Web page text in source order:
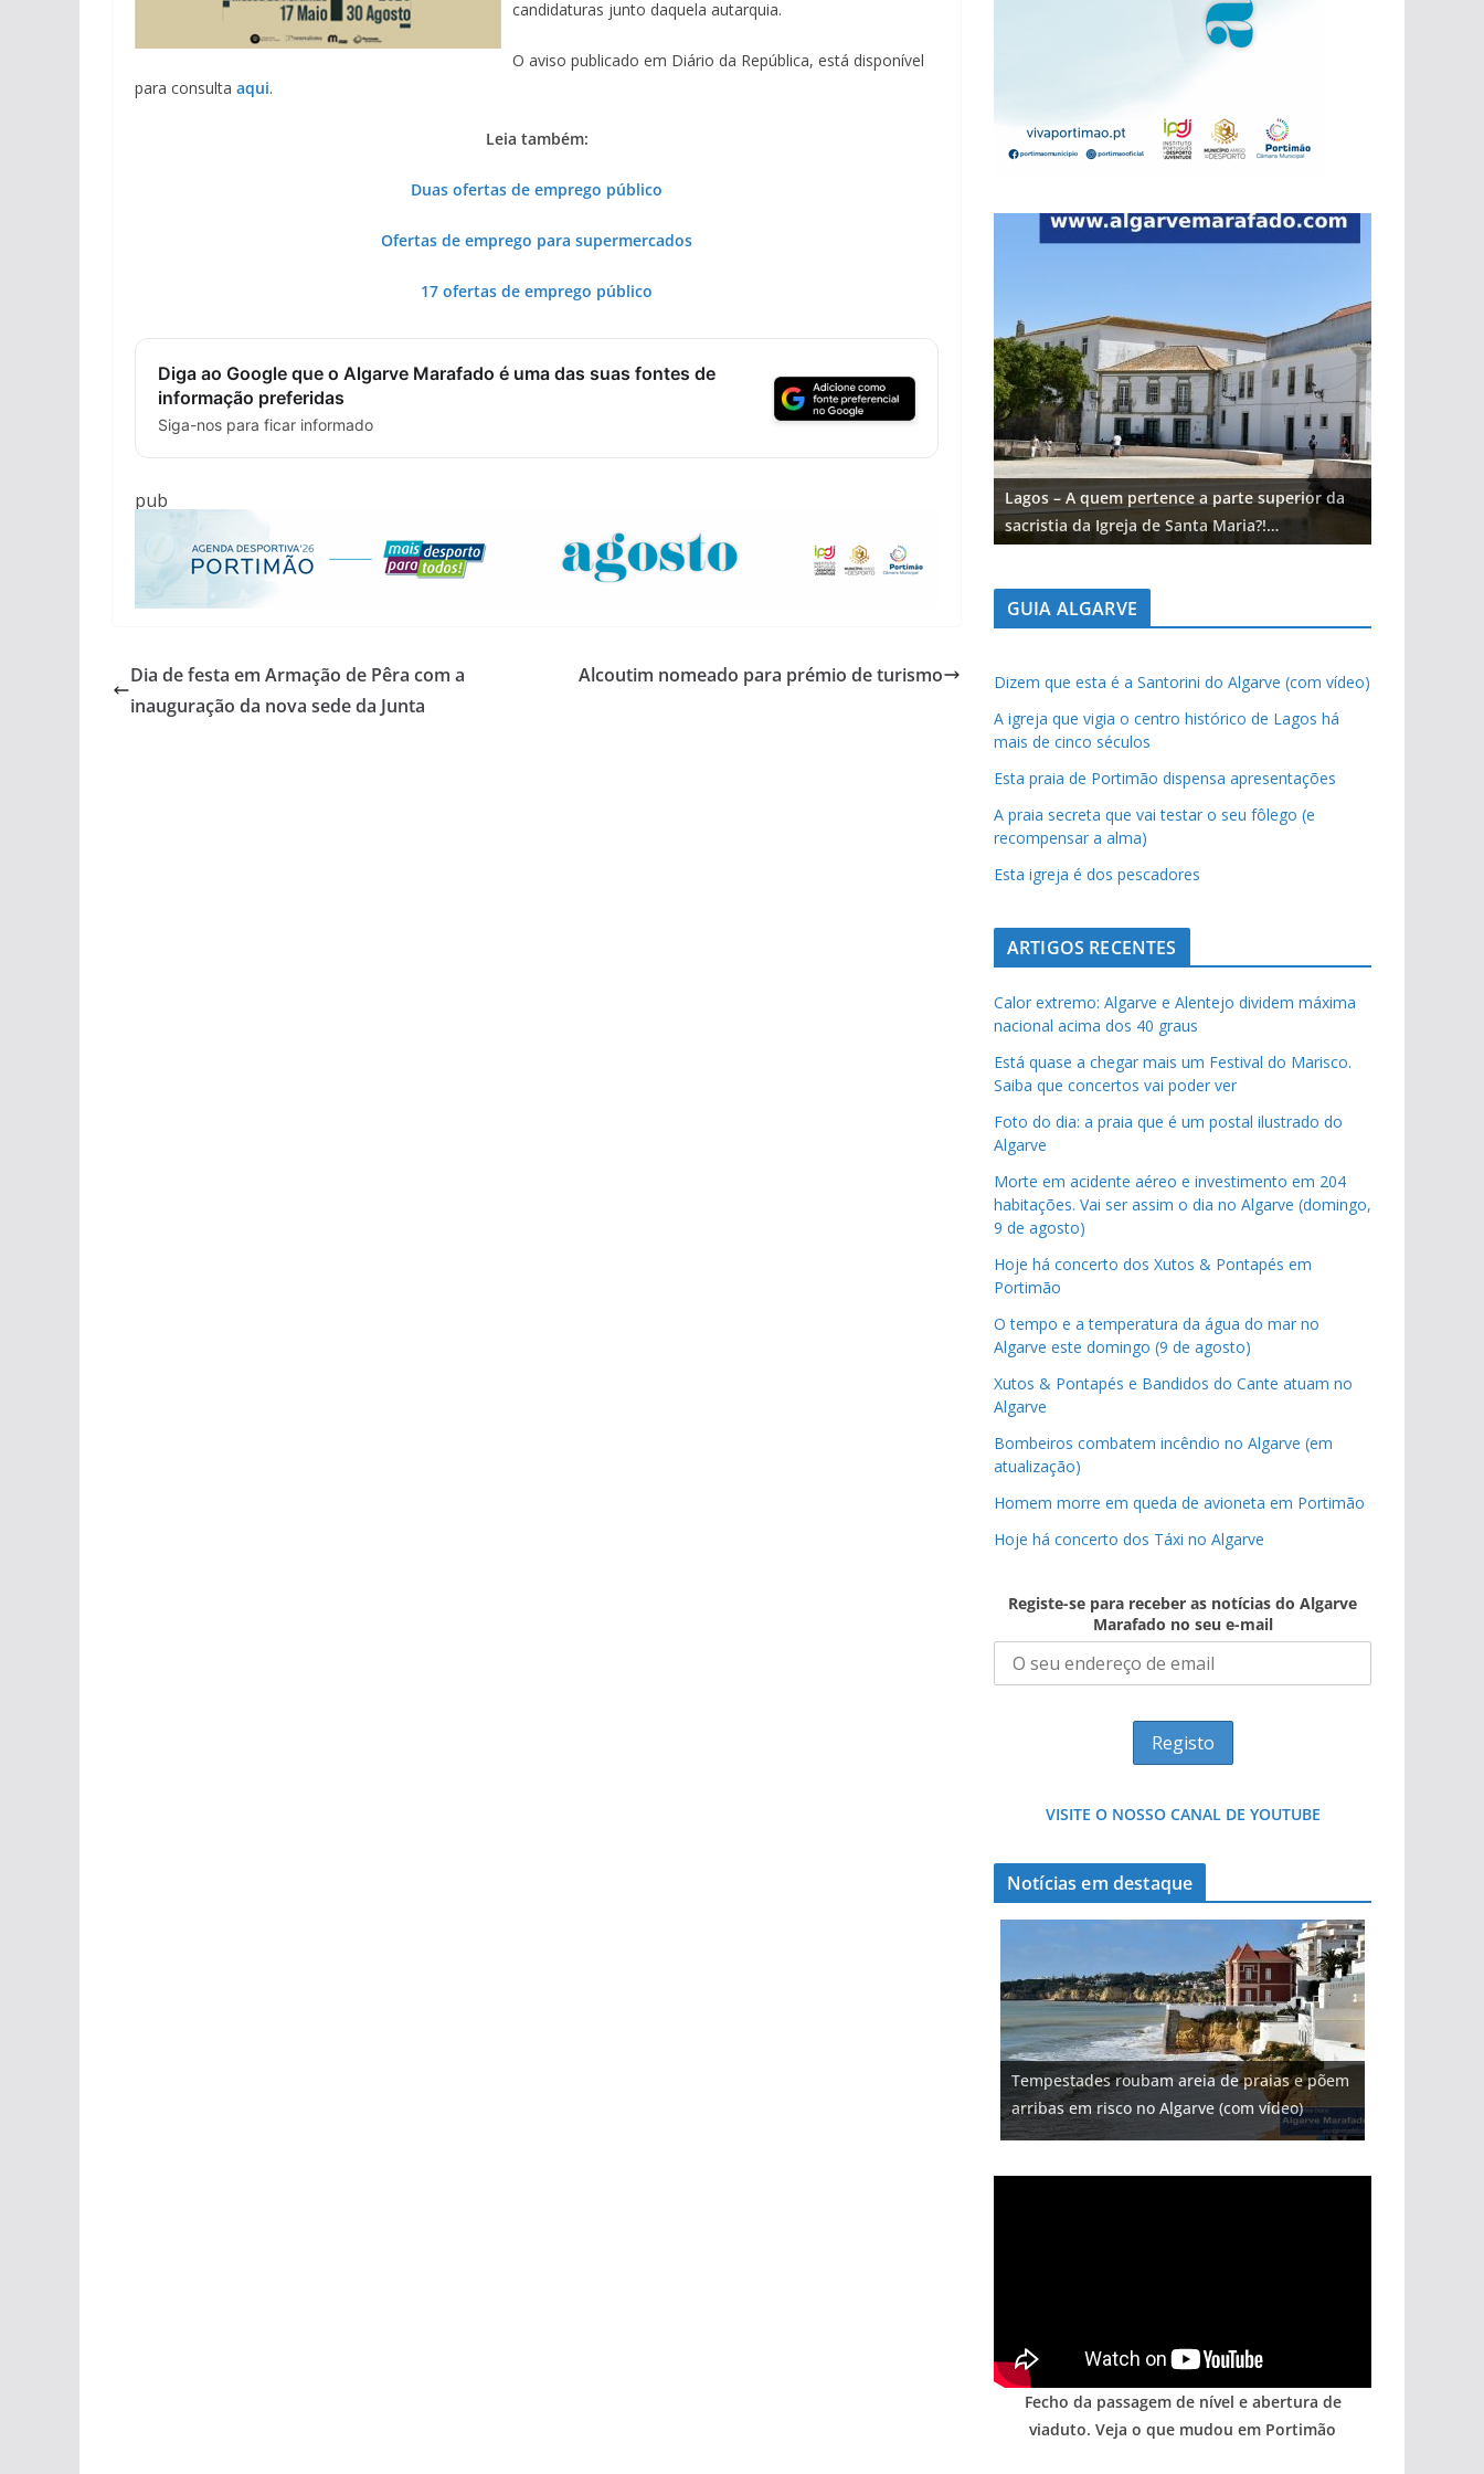
candidaturas junto daquela autarquia.
O aviso publicado em Diário da República, está disponível
para consulta aqui.
Leia também:
Duas ofertas de emprego público
Ofertas de emprego para supermercados
17 ofertas de emprego público
Diga ao Google que o Algarve Marafado é uma das suas fontes de
informação preferidas
Siga-nos para ficar informado
pub
Dia de festa em Armação de Pêra com a
inauguração da nova sede da Junta
Alcoutim nomeado para prémio de turismo
Lagos – A quem pertence a parte superior da
sacristia da Igreja de Santa Maria?!…
GUIA ALGARVE
Dizem que esta é a Santorini do Algarve (com vídeo)
A igreja que vigia o centro histórico de Lagos há
mais de cinco séculos
Esta praia de Portimão dispensa apresentações
A praia secreta que vai testar o seu fôlego (e
recompensar a alma)
Esta igreja é dos pescadores
ARTIGOS RECENTES
Calor extremo: Algarve e Alentejo dividem máxima
nacional acima dos 40 graus
Está quase a chegar mais um Festival do Marisco.
Saiba que concertos vai poder ver
Foto do dia: a praia que é um postal ilustrado do
Algarve
Morte em acidente aéreo e investimento em 204
habitações. Vai ser assim o dia no Algarve (domingo,
9 de agosto)
Hoje há concerto dos Xutos & Pontapés em
Portimão
O tempo e a temperatura da água do mar no
Algarve este domingo (9 de agosto)
Xutos & Pontapés e Bandidos do Cante atuam no
Algarve
Bombeiros combatem incêndio no Algarve (em
atualização)
Homem morre em queda de avioneta em Portimão
Hoje há concerto dos Táxi no Algarve
Registe-se para receber as notícias do Algarve
Marafado no seu e-mail
VISITE O NOSSO CANAL DE YOUTUBE
Notícias em destaque
Tempestades roubam areia de praias e põem
arribas em risco no Algarve (com vídeo)
Foto do dia: uma cidade algarvia que cresceu
entre redes e fábricas
Tapas do mar a 3 euros cada. Nova rota
gastronómica nasce no Algarve
Milagre da água. Fontes emblemáticas do
Algarve voltam a ter vida (com vídeo)
Projeto milionário: investimento de 108
milhões de euros na construção de dois
hotéis (com vídeo)
Fecho da passagem de nível e abertura de
viaduto. Veja o que mudou em Portimão